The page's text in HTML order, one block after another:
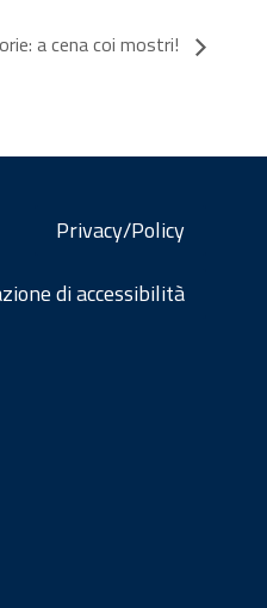
a cena coi mostri!
Privacy/Policy
di accessibilità